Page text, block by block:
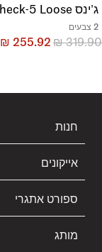
ג'ינס Skate Check-5 Loose
2 צבעים
₪319.90
₪ 255.92
חנות
אייקונים
ספורט אתגרי
מותג